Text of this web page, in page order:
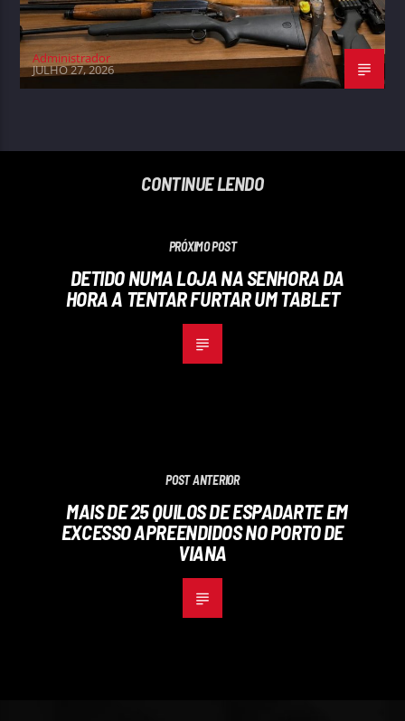
Administrador
JULHO 27, 2026
CONTINUE LENDO
PRÓXIMO POST
DETIDO NUMA LOJA NA SENHORA DA
HORA A TENTAR FURTAR UM TABLET
POST ANTERIOR
MAIS DE 25 QUILOS DE ESPADARTE EM
EXCESSO APREENDIDOS NO PORTO DE
VIANA